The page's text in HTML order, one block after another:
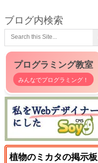
ブログ内検索
プログラミング教室
みんなでプログラミング！
植物のミカタの掲示板